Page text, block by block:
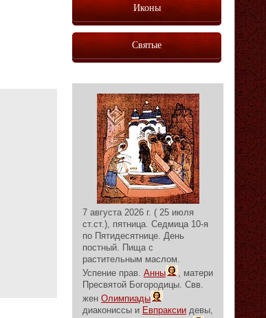
Иконы
Святые
7 августа 2026 г. ( 25 июля
ст.ст.), пятница. Седмица 10-я
по Пятидесятнице. День
постный. Пища с
растительным маслом.
Успение прав. Анны
, матери
Пресвятой Богородицы. Свв.
жен Олимпиады
диакониссы и Евпраксии девы,